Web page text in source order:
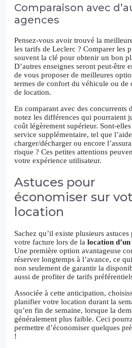
Comparaison avec
agences
Pensez-vous avoir trouvé la
les tarifs de Leclerc ? Comparer les
souvent la clé pour obtenir un bon
D’autres enseignes seront peut-être
de vous proposer de meilleures
termes de confort du véhicule ou de
de location.
En comparant avec des concurrents
notez les différences qui pourraient
coût légèrement supérieur. Sont-
service supplémentaire, tel que
charger/décharger ou encore
risque ? Ces petites attentions
votre expérience utilisateur.
Astuces pour
économiser sur
location
Sachez qu’il existe plusieurs
votre facture lors de la location
Une première option avantageuse
réserver longtemps à l’avance, ce
non seulement de garantir la
aussi de profiter de tarifs
Associée à cette anticipation,
planifier votre location durant la
qu’en fin de semaine, lorsque la
généralement plus faible. Ceci
permettre d’économiser quelques
!